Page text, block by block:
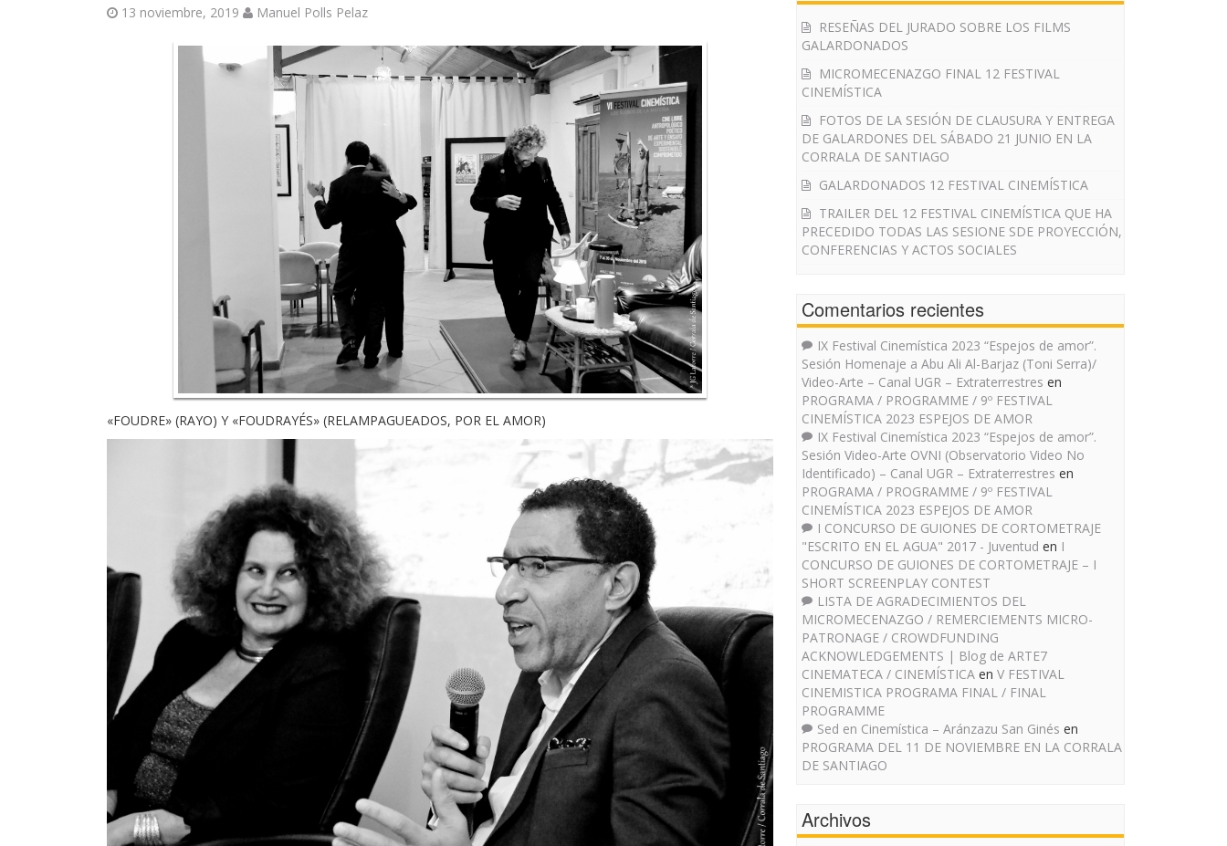
13 noviembre, 2019 Manuel Polls Pelaz
«FOUDRE» (RAYO) Y «FOUDRAYÉS» (RELAMPAGUEADOS, POR EL AMOR)
RESEÑAS DEL JURADO SOBRE LOS FILMS
GALARDONADOS
MICROMECENAZGO FINAL 12 FESTIVAL
CINEMÍSTICA
FOTOS DE LA SESIÓN DE CLAUSURA Y ENTREGA
DE GALARDONES DEL SÁBADO 21 JUNIO EN LA
CORRALA DE SANTIAGO
GALARDONADOS 12 FESTIVAL CINEMÍSTICA
TRAILER DEL 12 FESTIVAL CINEMÍSTICA QUE HA
PRECEDIDO TODAS LAS SESIONE SDE PROYECCIÓN,
CONFERENCIAS Y ACTOS SOCIALES
Comentarios recientes
IX Festival Cinemística 2023 “Espejos de amor”.
Sesión Homenaje a Abu Ali Al-Barjaz (Toni Serra)/
Video-Arte – Canal UGR – Extraterrestres en
PROGRAMA / PROGRAMME / 9º FESTIVAL
CINEMÍSTICA 2023 ESPEJOS DE AMOR
IX Festival Cinemística 2023 “Espejos de amor”.
Sesión Video-Arte OVNI (Observatorio Video No
Identificado) – Canal UGR – Extraterrestres en
PROGRAMA / PROGRAMME / 9º FESTIVAL
CINEMÍSTICA 2023 ESPEJOS DE AMOR
I CONCURSO DE GUIONES DE CORTOMETRAJE
"ESCRITO EN EL AGUA" 2017 - Juventud en I
CONCURSO DE GUIONES DE CORTOMETRAJE – I
SHORT SCREENPLAY CONTEST
LISTA DE AGRADECIMIENTOS DEL
MICROMECENAZGO / REMERCIEMENTS MICRO-
PATRONAGE / CROWDFUNDING
ACKNOWLEDGEMENTS | Blog de ARTE7
CINEMATECA / CINEMÍSTICA en V FESTIVAL
CINEMISTICA PROGRAMA FINAL / FINAL
PROGRAMME
Sed en Cinemística – Aránzazu San Ginés en
PROGRAMA DEL 11 DE NOVIEMBRE EN LA CORRALA
DE SANTIAGO
Archivos